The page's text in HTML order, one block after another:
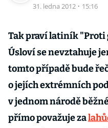
31. ledna 2012 · 15:16
Tak praví latiník "Proti
Úsloví se nevztahuje
tomto případě bude
o jejích extrémních
v jednom národě
přímo považuje za